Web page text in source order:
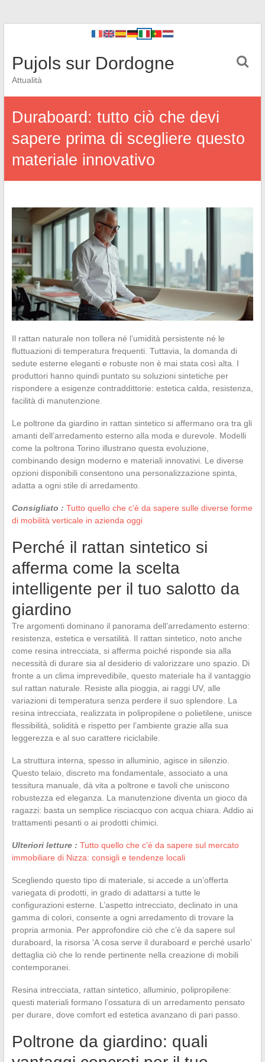
Pujols sur Dordogne
Attualità
Duraboard: tutto ciò che devi
sapere prima di scegliere questo
materiale innovativo
Il rattan naturale non tollera né l’umidità persistente né le
fluttuazioni di temperatura frequenti. Tuttavia, la domanda di
sedute esterne eleganti e robuste non è mai stata così alta. I
produttori hanno quindi puntato su soluzioni sintetiche per
rispondere a esigenze contraddittorie: estetica calda, resistenza,
facilità di manutenzione.
Le poltrone da giardino in rattan sintetico si affermano ora tra gli
amanti dell’arredamento esterno alla moda e durevole. Modelli
come la poltrona Torino illustrano questa evoluzione,
combinando design moderno e materiali innovativi. Le diverse
opzioni disponibili consentono una personalizzazione spinta,
adatta a ogni stile di arredamento.
Consigliato : Tutto quello che c'è da sapere sulle diverse forme
di mobilità verticale in azienda oggi
Perché il rattan sintetico si
afferma come la scelta
intelligente per il tuo salotto da
giardino
Tre argomenti dominano il panorama dell’arredamento esterno:
resistenza, estetica e versatilità. Il rattan sintetico, noto anche
come resina intrecciata, si afferma poiché risponde sia alla
necessità di durare sia al desiderio di valorizzare uno spazio. Di
fronte a un clima imprevedibile, questo materiale ha il vantaggio
sul rattan naturale. Resiste alla pioggia, ai raggi UV, alle
variazioni di temperatura senza perdere il suo splendore. La
resina intrecciata, realizzata in polipropilene o polietilene, unisce
flessibilità, solidità e rispetto per l’ambiente grazie alla sua
leggerezza e al suo carattere riciclabile.
La struttura interna, spesso in alluminio, agisce in silenzio.
Questo telaio, discreto ma fondamentale, associato a una
tessitura manuale, dà vita a poltrone e tavoli che uniscono
robustezza ed eleganza. La manutenzione diventa un gioco da
ragazzi: basta un semplice risciacquo con acqua chiara. Addio ai
trattamenti pesanti o ai prodotti chimici.
Ulteriori letture : Tutto quello che c'è da sapere sul mercato
immobiliare di Nizza: consigli e tendenze locali
Scegliendo questo tipo di materiale, si accede a un’offerta
variegata di prodotti, in grado di adattarsi a tutte le
configurazioni esterne. L’aspetto intrecciato, declinato in una
gamma di colori, consente a ogni arredamento di trovare la
propria armonia. Per approfondire ciò che c’è da sapere sul
duraboard, la risorsa ‘A cosa serve il duraboard e perché usarlo’
dettaglia ciò che lo rende pertinente nella creazione di mobili
contemporanei.
Resina intrecciata, rattan sintetico, alluminio, polipropilene:
questi materiali formano l’ossatura di un arredamento pensato
per durare, dove comfort ed estetica avanzano di pari passo.
Poltrone da giardino: quali